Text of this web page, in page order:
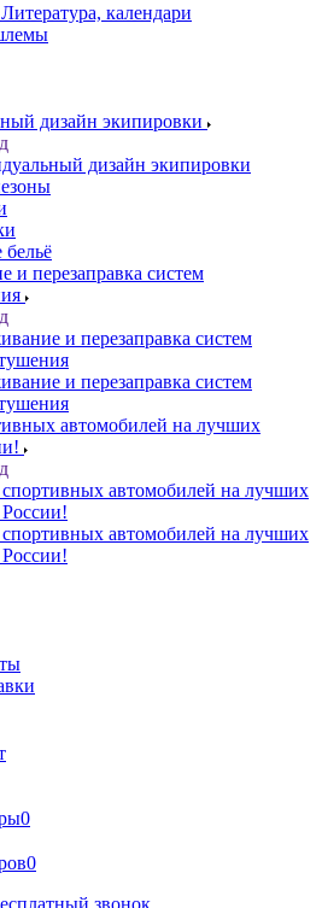
Литература, календари
дизайн экипировки
дизайн экипировки
и перезаправка систем
и перезаправка систем
и перезаправка систем
автомобилей на лучших
автомобилей на лучших
России!
автомобилей на лучших
России!
0
0
звонок